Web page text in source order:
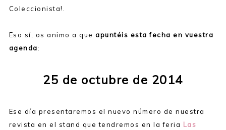
Coleccionista!.
Eso sí, os animo a que apuntéis esta fecha en vuestra
agenda:
25 de octubre de 2014
Ese día presentaremos el nuevo número de nuestra
revista en el stand que tendremos en la feria Las